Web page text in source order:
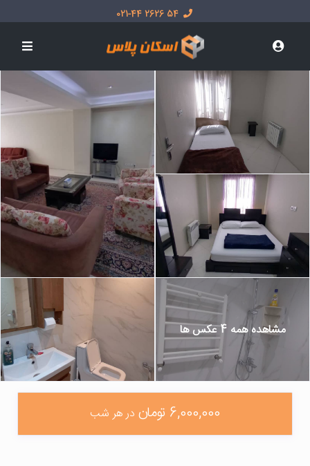
54 2626 021-44
مشاهده همه 4 عکس ها
6,000,000 تومان در هر شب